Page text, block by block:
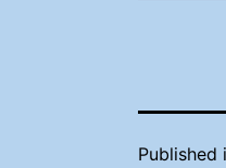
Published